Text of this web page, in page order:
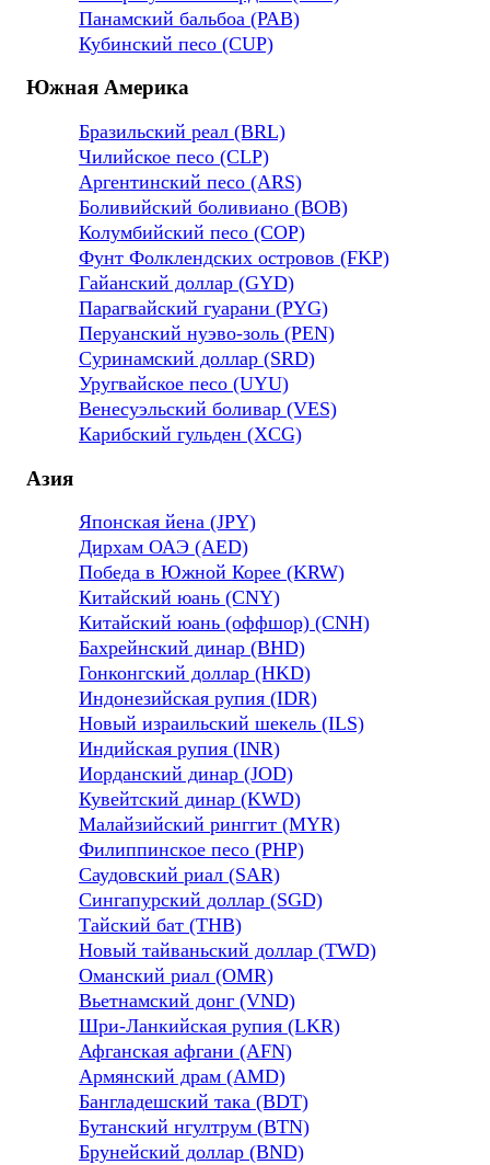
Панамский бальбоа (PAB)
Кубинский песо (CUP)
Южная Америка
Бразильский реал (BRL)
Чилийское песо (CLP)
Аргентинский песо (ARS)
Боливийский боливиано (BOB)
Колумбийский песо (COP)
Фунт Фолклендских островов (FKP)
Гайанский доллар (GYD)
Парагвайский гуарани (PYG)
Перуанский нуэво-золь (PEN)
Суринамский доллар (SRD)
Уругвайское песо (UYU)
Венесуэльский боливар (VES)
Карибский гульден (XCG)
Азия
Японская йена (JPY)
Дирхам ОАЭ (AED)
Победа в Южной Корее (KRW)
Китайский юань (CNY)
Китайский юань (оффшор) (CNH)
Бахрейнский динар (BHD)
Гонконгский доллар (HKD)
Индонезийская рупия (IDR)
Новый израильский шекель (ILS)
Индийская рупия (INR)
Иорданский динар (JOD)
Кувейтский динар (KWD)
Малайзийский ринггит (MYR)
Филиппинское песо (PHP)
Саудовский риал (SAR)
Сингапурский доллар (SGD)
Тайский бат (THB)
Новый тайваньский доллар (TWD)
Оманский риал (OMR)
Вьетнамский донг (VND)
Шри-Ланкийская рупия (LKR)
Афганская афгани (AFN)
Армянский драм (AMD)
Бангладешский така (BDT)
Бутанский нгултрум (BTN)
Брунейский доллар (BND)